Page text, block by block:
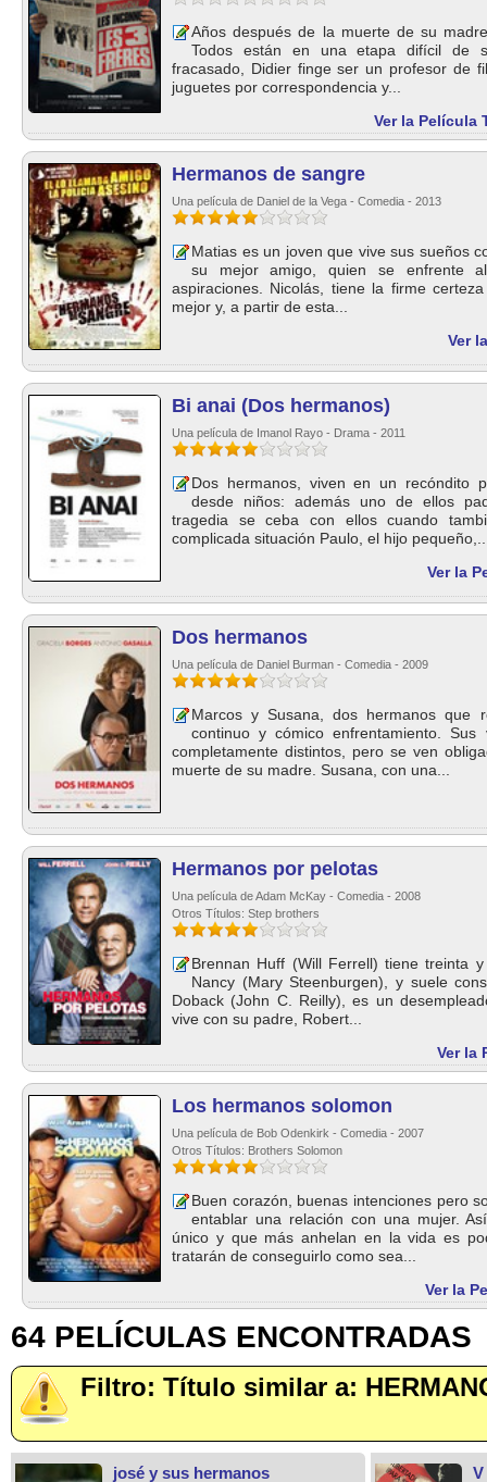
Años después de la muerte de su
Todos están en una etapa difícil de
fracasado, Didier finge ser un profesor de
juguetes por correspondencia y...
Ver la Película
Hermanos de sangre
Una película de Daniel de la Vega - Comedia - 2013
Matias es un joven que vive sus sueños
su mejor amigo, quien se enfrente
aspiraciones. Nicolás, tiene la firme
mejor y, a partir de esta...
Ver
Bi anai (Dos hermanos)
Una película de Imanol Rayo - Drama - 2011
Dos hermanos, viven en un recóndito
desde niños: además uno de ellos
tragedia se ceba con ellos cuando
complicada situación Paulo, el hijo
Ver la
Dos hermanos
Una película de Daniel Burman - Comedia - 2009
Marcos y Susana, dos hermanos que
continuo y cómico enfrentamiento.
completamente distintos, pero se ven
muerte de su madre. Susana, con una...
Hermanos por pelotas
Una película de Adam McKay - Comedia - 2008
Otros Títulos: Step brothers
Brennan Huff (Will Ferrell) tiene treinta
Nancy (Mary Steenburgen), y suele
Doback (John C. Reilly), es un
vive con su padre, Robert...
Ver la
Los hermanos solomon
Una película de Bob Odenkirk - Comedia - 2007
Otros Títulos: Brothers Solomon
Buen corazón, buenas intenciones pero
entablar una relación con una mujer.
único y que más anhelan en la vida es
tratarán de conseguirlo como sea...
Ver la
64 PELÍCULAS ENCONTRADAS
Filtro: Título similar a:
josé y sus hermanos V